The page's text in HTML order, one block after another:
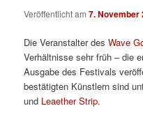
Veröffentlicht am7. November
Die Veranstalter desWave
Verhältnisse sehr früh – die
Ausgabe des Festivals
bestätigten Künstlern sind
und Leaether Strip.